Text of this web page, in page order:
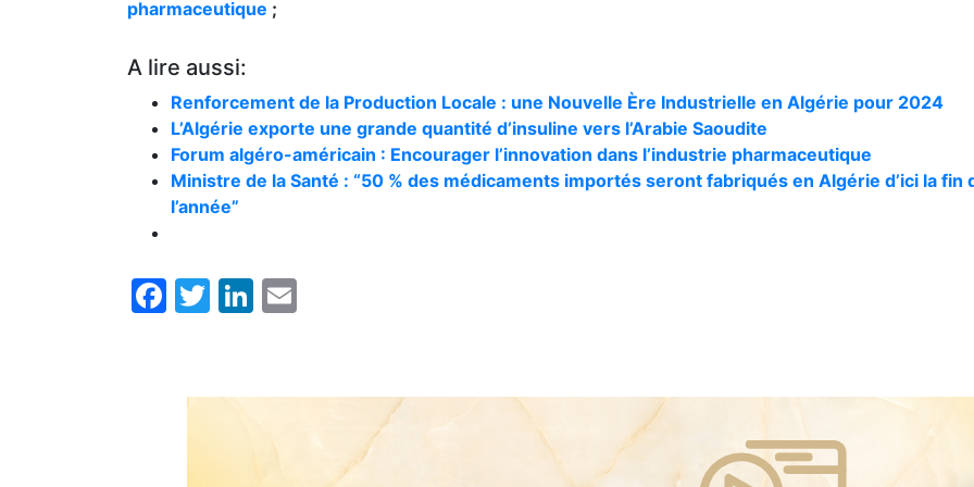
pharmaceutique ;
A lire aussi:
Renforcement de la Production Locale : une Nouvelle Ère Industrielle en Algérie pour 2024
L’Algérie exporte une grande quantité d’insuline vers l’Arabie Saoudite
Forum algéro-américain : Encourager l’innovation dans l’industrie pharmaceutique
Ministre de la Santé : “50 % des médicaments importés seront fabriqués en Algérie d’ici la fin
l’année”
Facebook
TwitterLinkedIn